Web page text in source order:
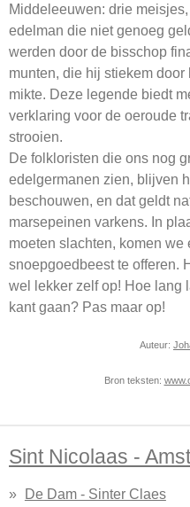
Middeleeuwen: drie
edelman die niet genoeg
werden door de bisschop
munten, die hij stiekem
mikte. Deze legende biedt
verklaring voor de oeroude
strooien.
De folkloristen die ons nog
edelgermanen zien, blijven
beschouwen, en dat geldt
marsepeinen varkens. In
moeten slachten, komen we
snoepgoedbeest te offeren.
wel lekker zelf op! Hoe lang
kant gaan? Pas maar op!
Auteur:
Bron teksten:
Sint Nicolaas -
De Dam - Sinter Claes